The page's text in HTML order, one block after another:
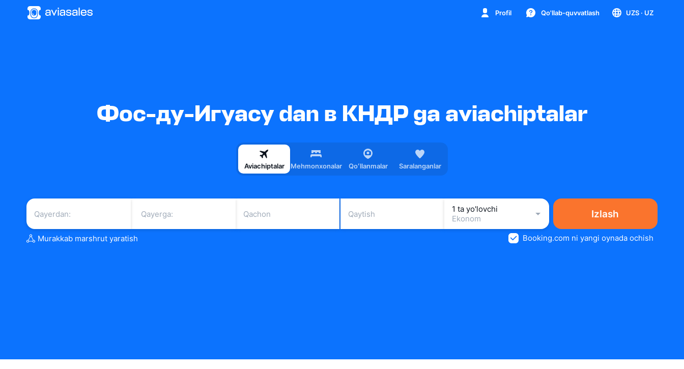
Profil Qo'llab-quvvatlash UZS · UZ
Фос-ду-Игуасу dan в КНДР ga aviachiptalar
Aviachiptalar Mehmonxonalar Qoʻllanmalar Saralanganlar
Qachon Qaytish
1 ta yo'lovchi
Ekonom
Izlash
Murakkab marshrut yaratish Booking.com ni yangi oynada ochish